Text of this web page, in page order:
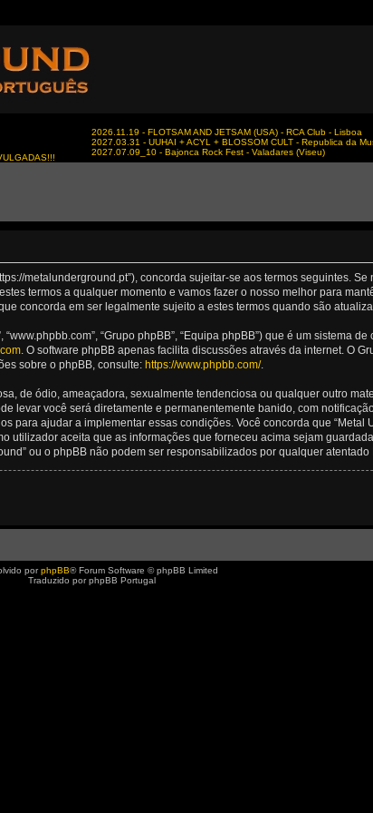
2026.11.19 - FLOTSAM AND JETSAM (USA) - RCA Club - Lisboa
2027.03.31 - UUHAI + ACYL + BLOSSOM CULT - Republica da
2027.07.09_10 - Bajonca Rock Fest - Valadares (Viseu)
metalunderground.pt”), concorda sujeitar-se aos termos seguintes.
termos a qualquer momento e vamos fazer o nosso melhor para
concorda em ser legalmente sujeito a estes termos quando são
“Grupo phpBB”, “Equipa phpBB”) que é um sistema
. O software phpBB apenas facilita discussões através da internet. O
sobre o phpBB, consulte: https://www.phpbb.com/.
de ódio, ameaçadora, sexualmente tendenciosa ou qualquer outro
levar você será diretamente e permanentemente banido, com
para ajudar a implementar essas condições. Você concorda que “Metal
aceita que as informações que forneceu acima sejam
ou o phpBB não podem ser responsabilizados por qualquer
porphpBB® Forum Software © phpBB Limited
Traduzido por phpBB Portugal